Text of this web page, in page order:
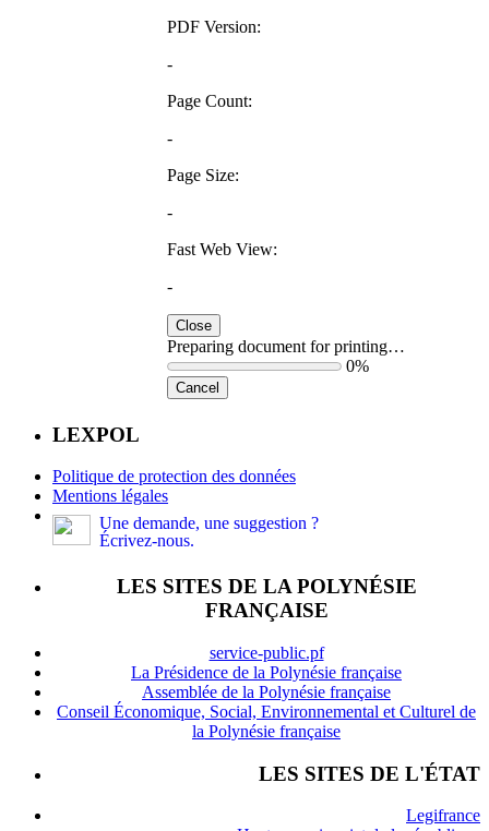
PDF Version:
-
Page Count:
-
Page Size:
-
Fast Web View:
-
Close
Preparing document for printing…
0%
Cancel
LEXPOL
Politique de protection des données
Mentions légales
Une demande, une suggestion ?
Écrivez-nous.
LES SITES DE LA POLYNÉSIE
FRANÇAISE
service-public.pf
La Présidence de la Polynésie française
Assemblée de la Polynésie française
Conseil Économique, Social, Environnemental et Culturel de
la Polynésie française
LES SITES DE L'ÉTAT
Legifrance